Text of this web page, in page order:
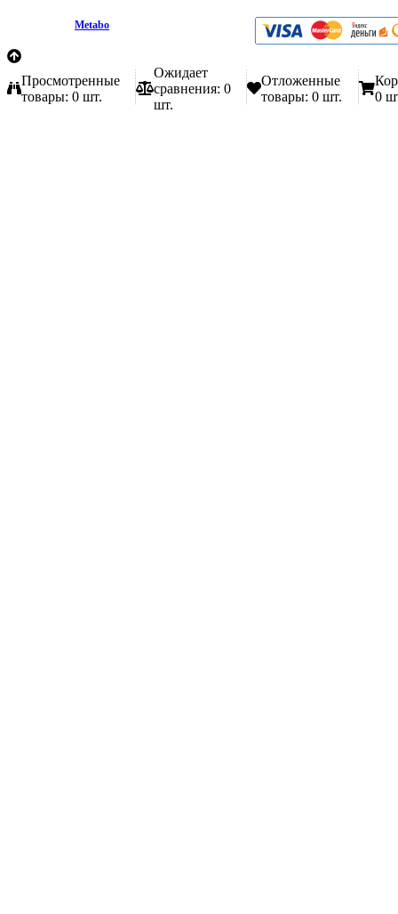
Metabo
Просмотренные
товары: 0 шт.
Ожидает
сравнения: 0
шт.
Отложенные
товары: 0 шт.
0